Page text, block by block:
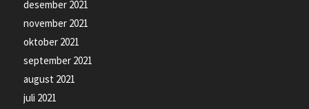
desember 2021
november 2021
oktober 2021
september 2021
august 2021
juli 2021